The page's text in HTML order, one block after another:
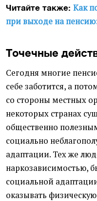
Читайте также: Как
при выходе на
Точечные
Сегодня многие
себе заботится, а
со стороны местных
некоторых странах
общественно
социально
адаптации. Тех же
наркозависимостью,
социальной
оказывать